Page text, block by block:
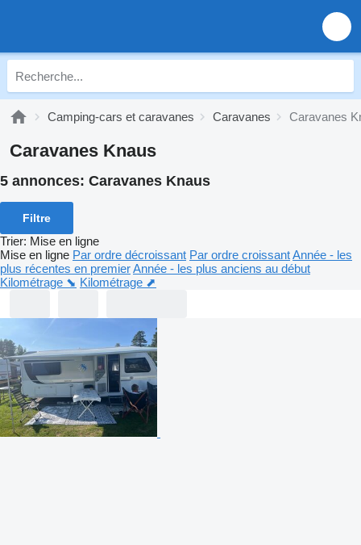
Camping-cars et caravanes Caravanes Caravanes
Caravanes Knaus
5 annonces: Caravanes Knaus
Filtre
Trier: Mise en ligne
Mise en ligne Par ordre décroissant Par ordre croissantAnnée - les
plus récentes en premierAnnée - les plus anciens au début
Kilométrage ⬊ Kilométrage ⬈